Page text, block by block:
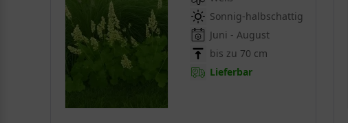
Sonnig-halbschattig
Juni - August
bis zu 70 cm
Lieferbar